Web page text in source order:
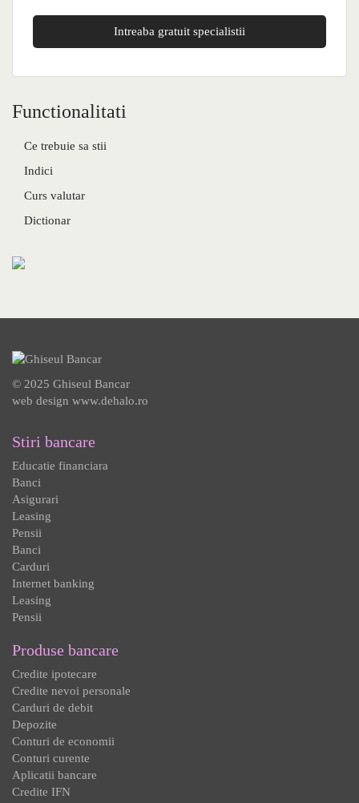
Intreaba gratuit specialistii
Functionalitati
Ce trebuie sa stii
Indici
Curs valutar
Dictionar
© 2025 Ghiseul Bancar
web design www.dehalo.ro
Stiri bancare
Educatie financiara
Banci
Asigurari
Leasing
Pensii
Banci
Carduri
Internet banking
Leasing
Pensii
Produse bancare
Credite ipotecare
Credite nevoi personale
Carduri de debit
Depozite
Conturi de economii
Conturi curente
Aplicatii bancare
Credite IFN